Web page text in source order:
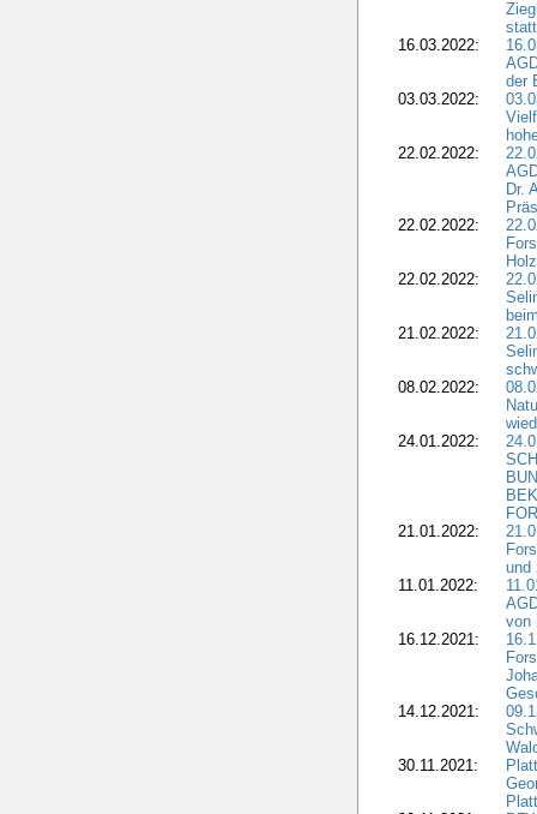
16.03.2022:
der
03.03.2022:
22.02.2022:
Dr.
22.02.2022:
22.02.2022:
21.02.2022:
08.02.2022:
24.01.2022:
21.01.2022:
und
11.01.2022:
von
16.12.2021:
14.12.2021:
30.11.2021: